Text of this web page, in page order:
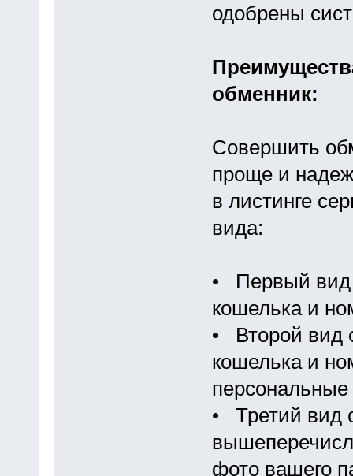
одобрены
обменник:
Совершить
проще и
в листинге
вида:
• Первый вид
кошелька и
• Второй вид
кошелька и
• Третий вид
фото вашего